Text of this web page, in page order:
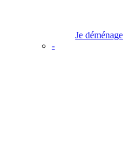
Je déménage
-